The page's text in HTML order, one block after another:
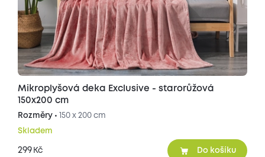
Mikroplyšová deka Exclusive - starorůžová
150x200 cm
Rozměry • 150 x 200 cm
Skladem
299 Kč Do košíku